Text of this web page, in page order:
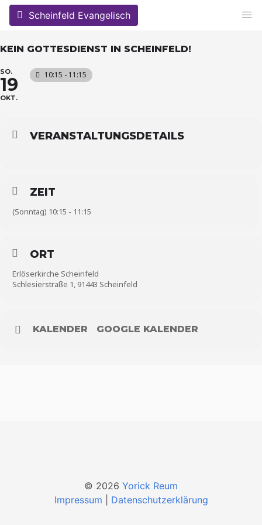
Skip
Scheinfeld Evangelisch
KEIN GOTTESDIENST IN SCHEINFELD!
SO.
19
OKT.
10:15 - 11:15
VERANSTALTUNGSDETAILS
ZEIT
(Sonntag) 10:15 - 11:15
ORT
Erlöserkirche Scheinfeld
Schlesierstraße 1, 91443 Scheinfeld
KALENDER GOOGLE KALENDER
© 2026 Yorick Reum
Impressum
Datenschutzerklärung